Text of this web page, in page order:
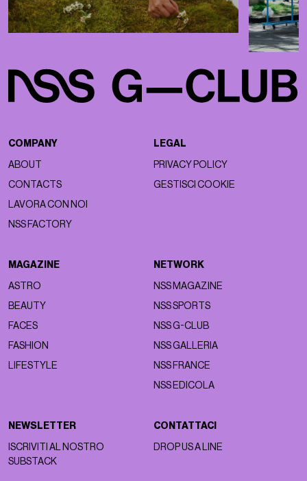
COMPANY
ABOUT
CONTACTS
LAVORA CON NOI
NSS FACTORY
LEGAL
PRIVACY POLICY
GESTISCI COOKIE
MAGAZINE
ASTRO
BEAUTY
FACES
FASHION
LIFESTYLE
NETWORK
NSS MAGAZINE
NSS SPORTS
NSS G-CLUB
NSS GALLERIA
NSS FRANCE
NSS EDICOLA
NEWSLETTER
ISCRIVITI AL NOSTRO
SUBSTACK
CONTATTACI
DROP US A LINE